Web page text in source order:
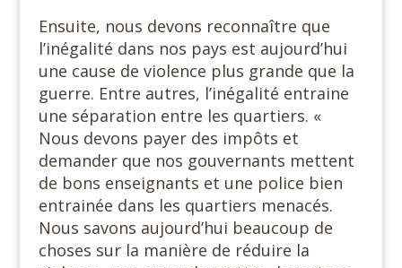
Ensuite, nous devons reconnaître que
l’inégalité dans nos pays est aujourd’hui
une cause de violence plus grande que la
guerre. Entre autres, l’inégalité entraine
une séparation entre les quartiers. «
Nous devons payer des impôts et
demander que nos gouvernants mettent
de bons enseignants et une police bien
entrainée dans les quartiers menacés.
Nous savons aujourd’hui beaucoup de
choses sur la manière de réduire la